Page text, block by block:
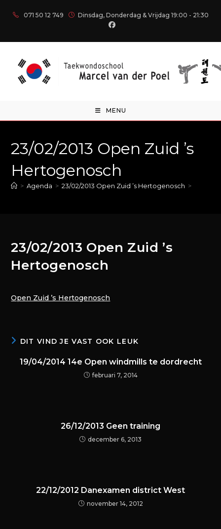
071 50 12 749 Dinsdag, Donderdag & Vrijdag 19:00 - 21:30
MENU
23/02/2013 Open Zuid ’s
Hertogenosch
> Agenda > 23/02/2013 Open Zuid ’s Hertogenosch >
23/02/2013 Open Zuid ’s
Hertogenosch
Open Zuid ’s Hertogenosch
DIT VIND JE VAST OOK LEUK
19/04/2014 14e Open windmills te dordrecht
februari 7, 2014
26/12/2013 Geen training
december 6, 2013
22/12/2012 Danexamen district West
november 14, 2012